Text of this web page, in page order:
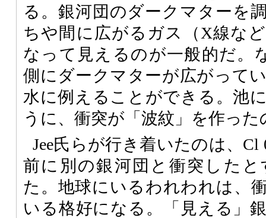
る。銀河団のダークマターを
ちや間に広がるガス（X線な
なって見えるのが一般的だ。
側にダークマターが広がって
水に例えることができる。池
うに、衝突が「波紋」を作った
Jee氏らが行き着いたのは、Cl
前に別の銀河団と衝突した
た。地球にいるわれわれは、
いる格好になる。「見える」